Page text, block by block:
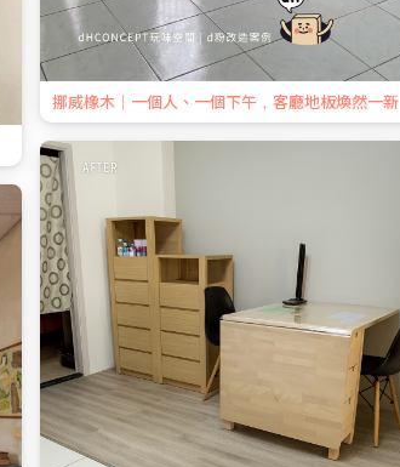
挪威橡木｜一個人、一個下午，客廳地板煥然一新